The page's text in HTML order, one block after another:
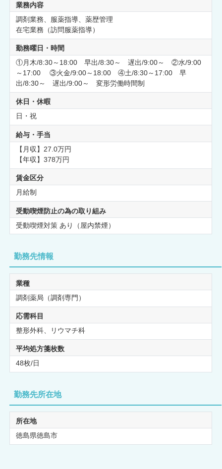
業務内容
調剤業務、服薬指導、薬歴管理
在宅業務（訪問服薬指導）
勤務曜日・時間
①月木/8:30～18:00 早出/8:30～ 遅出/9:00～ ②水/9:00
～17:00 ③火金/9:00～18:00 ④土/8:30～17:00 早
出/8:30～ 遅出/9:00～ 変形労働時間制
休日・休暇
日・祝
給与・手当
【月収】27.0万円
【年収】378万円
賃金区分
月給制
受動喫煙防止の為の取り組み
受動喫煙対策 あり（屋内禁煙）
勤務先情報
業種
調剤薬局（調剤専門）
応需科目
整形外科、リウマチ科
平均処方箋枚数
48枚/日
勤務先所在地
所在地
徳島県徳島市